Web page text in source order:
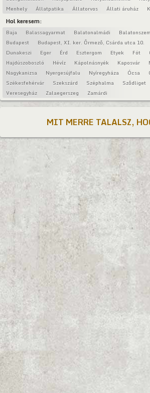
Menhely
Állatpatika Állatorvos Állati áruház
Hol keresem:
Baja Balassagyarmat Balatonalmádi
Budapest
Budapest, XI. ker. Őrmező, Csárda utca 10.
Dunakeszi
Eger Érd Esztergom Etyek Fót
Hajdúszoboszló
Hévíz Kápolnásnyék Kaposvár
Nagykanizsa
Nyergesújfalu Nyíregyháza Ócsa
Székesfehérvár
Szekszárd Széphalma Sződliget
Veresegyház
Zalaegerszeg Zamárdi
MIT MERRE TALALSZ,